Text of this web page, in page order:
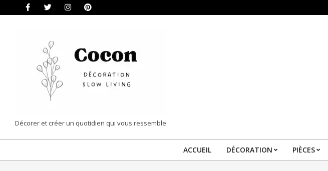
COCON
|
DÉCORATION
Décorer et créer un quotidien qui vous ressemble
ACCUEIL DÉCORATION PIÈCES